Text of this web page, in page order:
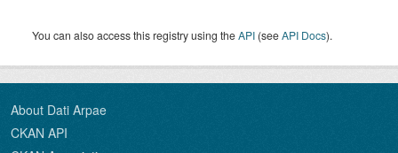
You can also access this registry using theAPI (seeAPI Docs).
About Dati Arpae
CKAN API